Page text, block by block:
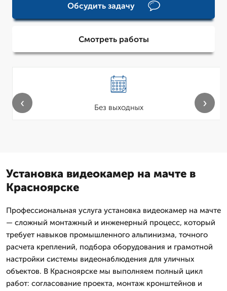
Обсудить задачу
Смотреть работы
Без выходных
‹ ›
Установка видеокамер на мачте в
Красноярске
Профессиональная услуга установка видеокамер на мачте
— сложный монтажный и инженерный процесс, который
требует навыков промышленного альпинизма, точного
расчета креплений, подбора оборудования и грамотной
настройки системы видеонаблюдения для уличных
объектов. В Красноярске мы выполняем полный цикл
работ: согласование проекта, монтаж кронштейнов и